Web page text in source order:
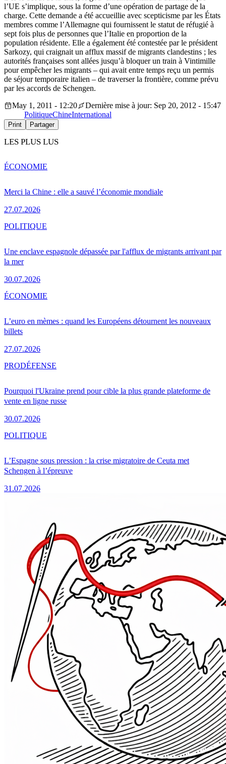
l’UE s’implique, sous la forme d’une opération de partage de la
charge. Cette demande a été accueillie avec scepticisme par les États
membres comme l’Allemagne qui fournissent le statut de réfugié à
sept fois plus de personnes que l’Italie en proportion de la
population résidente. Elle a également été contestée par le président
Sarkozy, qui craignait un afflux massif de migrants clandestins ; les
autorités françaises sont allées jusqu’à bloquer un train à Vintimille
pour empêcher les migrants – qui avait entre temps reçu un permis
de séjour temporaire italien – de traverser la frontière, comme prévu
par les accords de Schengen.
May 1, 2011 - 12:20
Dernière mise à jour: Sep 20, 2012 - 15:47
PolitiqueChineInternational
Print Partager
LES PLUS LUS
Merci la Chine : elle a sauvé l’économie mondiale
27.07.2026
ÉCONOMIE
Une enclave espagnole dépassée par l'afflux de migrants arrivant par
la mer
30.07.2026
POLITIQUE
L’euro en mèmes : quand les Européens détournent les nouveaux
billets
27.07.2026
ÉCONOMIE
Pourquoi l'Ukraine prend pour cible la plus grande plateforme de
vente en ligne russe
30.07.2026
PRODÉFENSE
L’Espagne sous pression : la crise migratoire de Ceuta met
Schengen à l’épreuve
31.07.2026
POLITIQUE